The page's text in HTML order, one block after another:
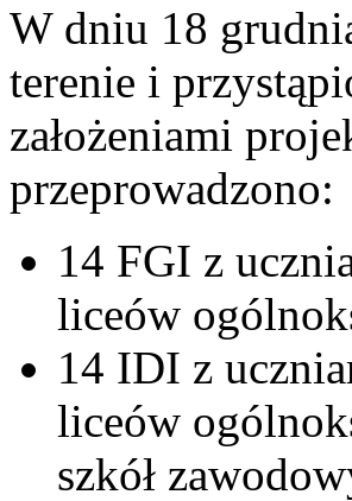
W dniu 18
terenie i
założeniami
przeprowadzono:
14 FGI z
liceów
14 IDI z
liceów
szkół